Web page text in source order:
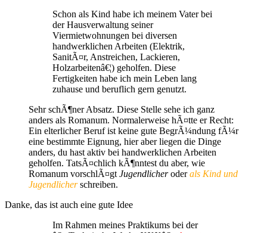
Schon als Kind habe ich meinem Vater bei
der Hausverwaltung seiner
Viermietwohnungen bei diversen
handwerklichen Arbeiten (Elektrik,
SanitÃ¤r, Anstreichen, Lackieren,
Holzarbeitenâ€¦) geholfen. Diese
Fertigkeiten habe ich mein Leben lang
zuhause und beruflich gern genutzt.
Sehr schÃ¶ner Absatz. Diese Stelle sehe ich ganz
anders als Romanum. Normalerweise hÃ¤tte er Recht:
Ein elterlicher Beruf ist keine gute BegrÃ¼ndung fÃ¼r
eine bestimmte Eignung, hier aber liegen die Dinge
anders, du hast aktiv bei handwerklichen Arbeiten
geholfen. TatsÃ¤chlich kÃ¶nntest du aber, wie
Romanum vorschlÃ¤gt Jugendlicheroderals Kind und
Jugendlicherschreiben.
Danke, das ist auch eine gute Idee
Im Rahmen meines Praktikums bei der